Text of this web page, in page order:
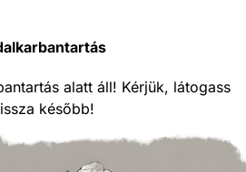
alatt áll! Kérjük, látogass
később!